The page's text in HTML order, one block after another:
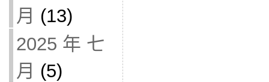
月 (13)
2025 年 七
月 (5)